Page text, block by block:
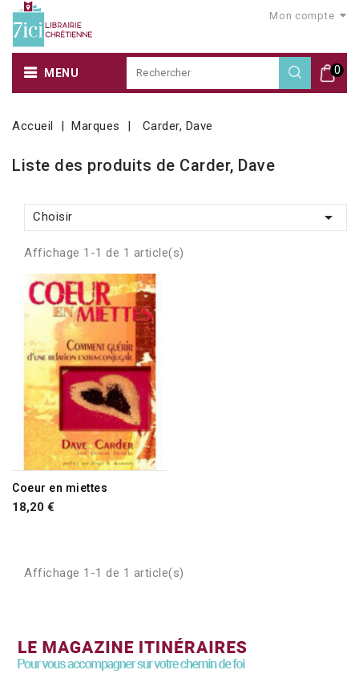
Mon compte
0
MENU
Accueil Marques Carder, Dave
Liste des produits de Carder, Dave
Choisir 
Affichage 1-1 de 1 article(s)
Coeur en miettes
18,20 €
Affichage 1-1 de 1 article(s)